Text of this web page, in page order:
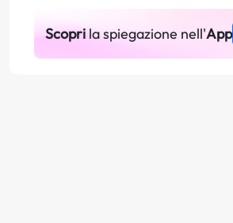
Scoprila spiegazione nell'App